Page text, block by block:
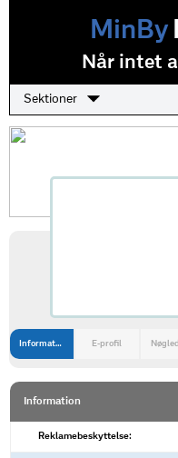
MinBy
Når intet
Sektioner
Information E-profil
Information
Reklamebeskyttelse: